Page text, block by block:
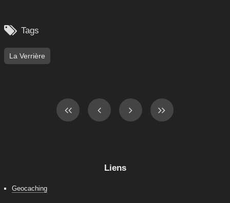
 Tags
La Verrière
Liens
Geocaching